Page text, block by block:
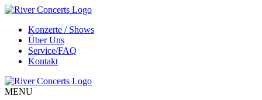
Konzerte / Shows
Über Uns
Service/FAQ
Kontakt
MENU